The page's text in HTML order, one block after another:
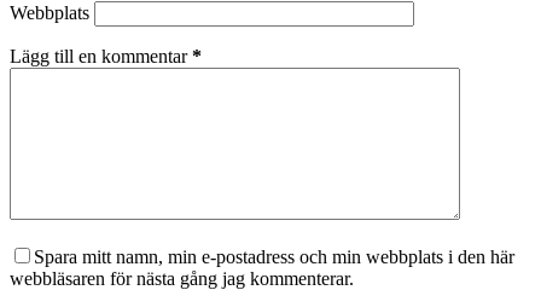
Webbplats
Lägg till en kommentar*
Spara mitt namn, min e-postadress och min webbplats i den här
webbläsaren för nästa gång jag kommenterar.